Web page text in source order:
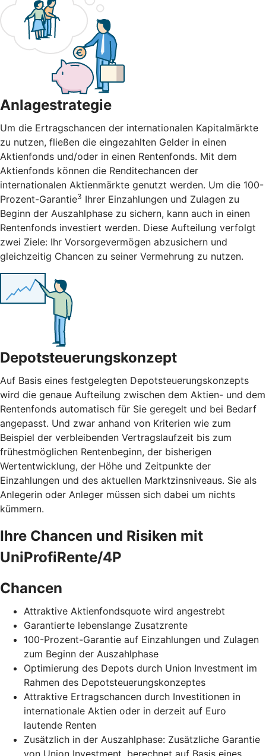
Anlagestrategie
Um die Ertragschancen der internationalen Kapitalmärkte
zu nutzen, fließen die eingezahlten Gelder in einen
Aktienfonds und/oder in einen Rentenfonds. Mit dem
Aktienfonds können die Renditechancen der
internationalen Aktienmärkte genutzt werden. Um die 100-
Prozent-Garantie3 Ihrer Einzahlungen und Zulagen zu
Beginn der Auszahlphase zu sichern, kann auch in einen
Rentenfonds investiert werden. Diese Aufteilung verfolgt
zwei Ziele: Ihr Vorsorgevermögen abzusichern und
gleichzeitig Chancen zu seiner Vermehrung zu nutzen.
Depotsteuerungskonzept
Auf Basis eines festgelegten Depotsteuerungskonzepts
wird die genaue Aufteilung zwischen dem Aktien- und dem
Rentenfonds automatisch für Sie geregelt und bei Bedarf
angepasst. Und zwar anhand von Kriterien wie zum
Beispiel der verbleibenden Vertragslaufzeit bis zum
frühestmöglichen Rentenbeginn, der bisherigen
Wertentwicklung, der Höhe und Zeitpunkte der
Einzahlungen und des aktuellen Marktzinsniveaus. Sie als
Anlegerin oder Anleger müssen sich dabei um nichts
kümmern.
Ihre Chancen und Risiken mit
UniProfiRente/4P
Chancen
Attraktive Aktienfondsquote wird angestrebt
Garantierte lebenslange Zusatzrente
100-Prozent-Garantie auf Einzahlungen und Zulagen
zum Beginn der Auszahlphase
Optimierung des Depots durch Union Investment im
Rahmen des Depotsteuerungskonzeptes
Attraktive Ertragschancen durch Investitionen in
internationale Aktien oder in derzeit auf Euro
lautende Renten
Zusätzlich in der Auszahlphase: Zusätzliche Garantie
von Union Investment, berechnet auf Basis eines